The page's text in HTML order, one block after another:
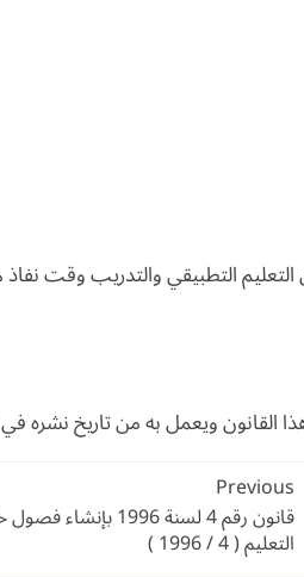
التطبيقي والتدريب وقت
ويعمل به من تاريخ نشره في
Previous
قانون رقم 4 لسنة 1996
التعليم ( 4 / 1996 )